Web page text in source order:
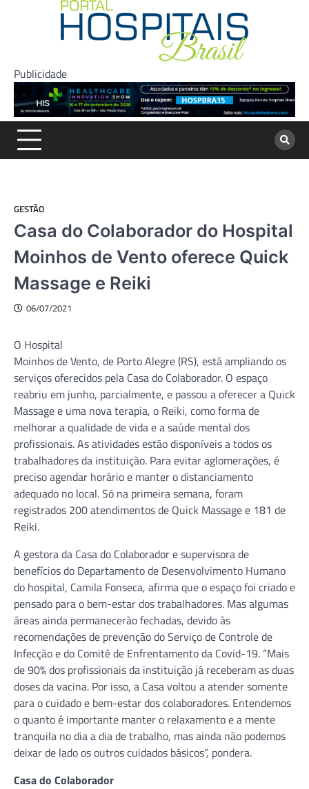
Publicidade
GESTÃO
Casa do Colaborador do Hospital
Moinhos de Vento oferece Quick
Massage e Reiki
06/07/2021
O Hospital
Moinhos de Vento, de Porto Alegre (RS), está ampliando os
serviços oferecidos pela Casa do Colaborador. O espaço
reabriu em junho, parcialmente, e passou a oferecer a Quick
Massage e uma nova terapia, o Reiki, como forma de
melhorar a qualidade de vida e a saúde mental dos
profissionais. As atividades estão disponíveis a todos os
trabalhadores da instituição. Para evitar aglomerações, é
preciso agendar horário e manter o distanciamento
adequado no local. Só na primeira semana, foram
registrados 200 atendimentos de Quick Massage e 181 de
Reiki.
A gestora da Casa do Colaborador e supervisora de
benefícios do Departamento de Desenvolvimento Humano
do hospital, Camila Fonseca, afirma que o espaço foi criado e
pensado para o bem-estar dos trabalhadores. Mas algumas
áreas ainda permanecerão fechadas, devido às
recomendações de prevenção do Serviço de Controle de
Infecção e do Comitê de Enfrentamento da Covid-19. “Mais
de 90% dos profissionais da instituição já receberam as duas
doses da vacina. Por isso, a Casa voltou a atender somente
para o cuidado e bem-estar dos colaboradores. Entendemos
o quanto é importante manter o relaxamento e a mente
tranquila no dia a dia de trabalho, mas ainda não podemos
deixar de lado os outros cuidados básicos”, pondera.
Casa do Colaborador